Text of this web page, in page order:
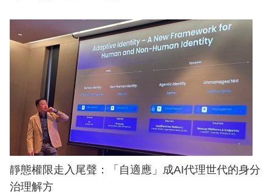
靜態權限走入尾聲：「自適應」成AI代理世代的身分
治理解方